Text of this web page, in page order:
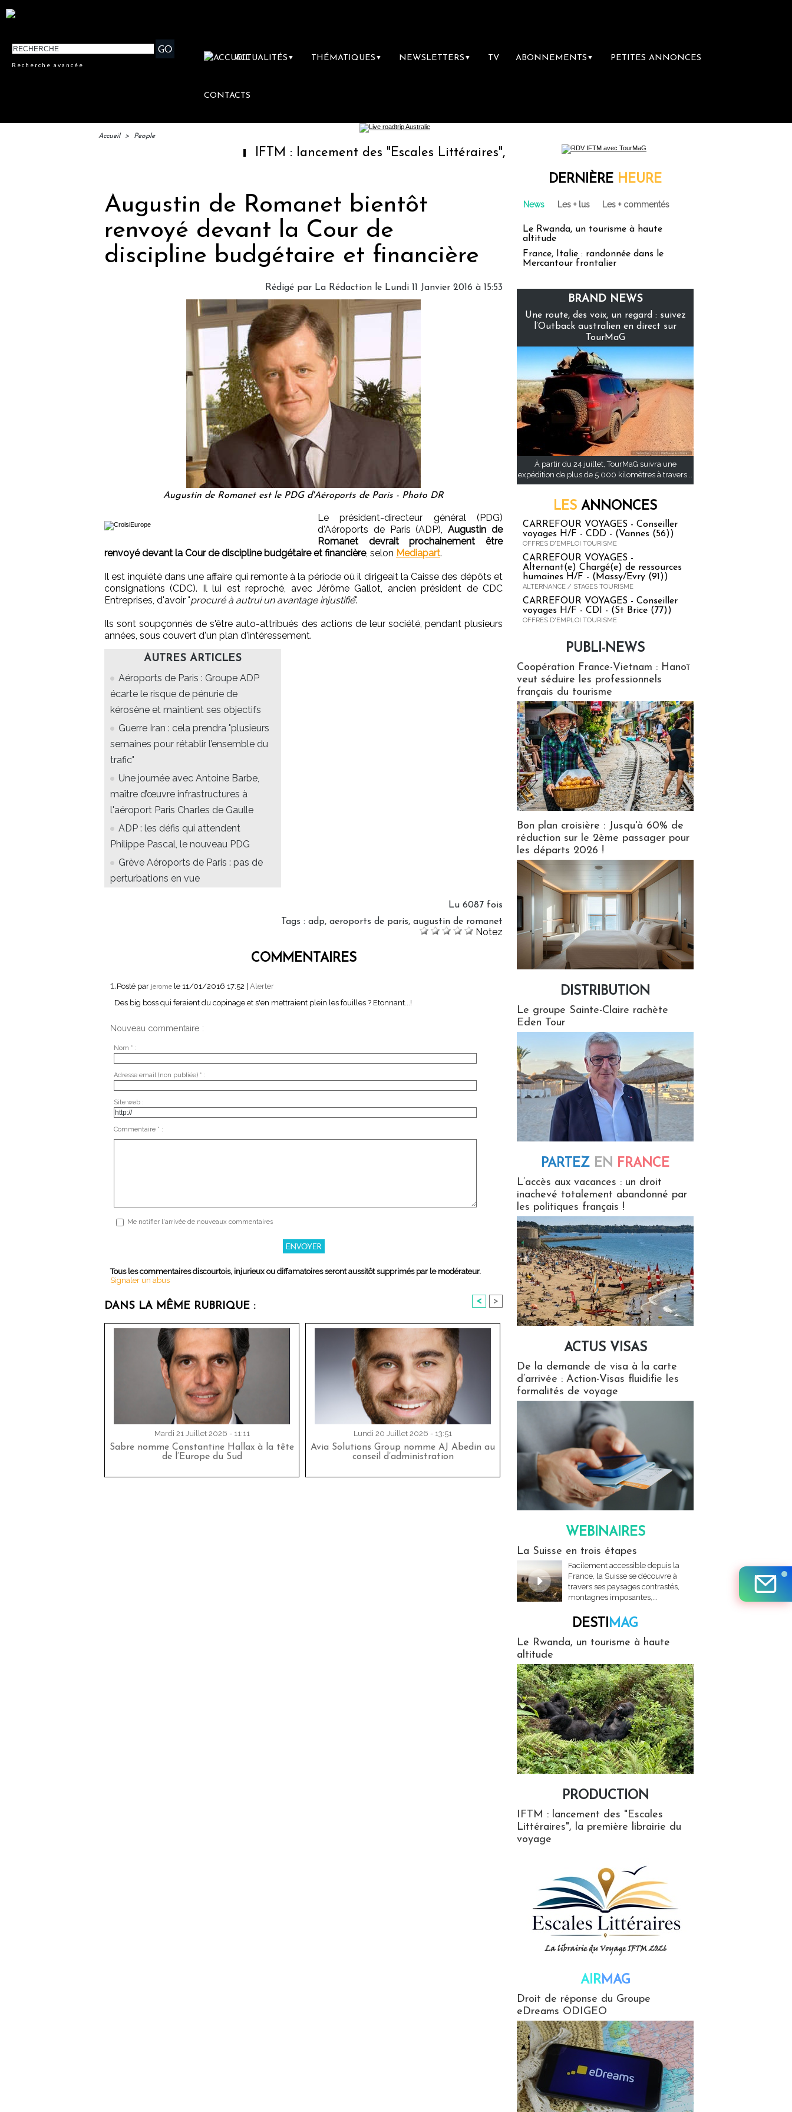
Recherche avancée
ACTUALITÉS ▼ THÉMATIQUES ▼ NEWSLETTERS ▼ TV ABONNEMENTS ▼ PETITES ANNONCES
CONTACTS
Accueil > People
IFTM : lancement des "Escales Littéraires", la première librairie du voyage
Augustin de Romanet bientôt
renvoyé devant la Cour de
discipline budgétaire et financière
Rédigé par La Rédaction le Lundi 11 Janvier 2016 à 15:53
Augustin de Romanet est le PDG d'Aéroports de Paris - Photo DR
Le président-directeur général (PDG)
d'Aéroports de Paris (ADP),Augustin de
Romanet devrait prochainement être
renvoyé devant la Cour de discipline budgétaire et financière, selon Mediapart.
Il est inquiété dans une affaire qui remonte à la période où il dirigeait la Caisse des dépôts et
consignations (CDC). Il lui est reproché, avec Jérôme Gallot, ancien président de CDC
Entreprises, d'avoir "procuré à autrui un avantage injustifié".
Ils sont soupçonnés de s'être auto-attribués des actions de leur société, pendant plusieurs
années, sous couvert d'un plan d'intéressement.
AUTRES ARTICLES
Aéroports de Paris : Groupe ADP
écarte le risque de pénurie de
kérosène et maintient ses objectifs
Guerre Iran : cela prendra "plusieurs
semaines pour rétablir l’ensemble du
trafic"
Une journée avec Antoine Barbe,
maître d’œuvre infrastructures à
l'aéroport Paris Charles de Gaulle
ADP : les défis qui attendent
Philippe Pascal, le nouveau PDG
Grève Aéroports de Paris : pas de
perturbations en vue
Lu 6087 fois
Tags : adp, aeroports de paris, augustin de romanet
Notez
COMMENTAIRES
1.Posté par jerome le 11/01/2016 17:52
Alerter
Des big boss qui feraient du copinage et s'en mettraient plein les fouilles ? Etonnant...!
Nouveau commentaire :
Nom * :
Adresse email (non publiée) * :
Site web :
Commentaire * :
Me notifier l'arrivée de nouveaux commentaires
Tous les commentaires discourtois, injurieux ou diffamatoires seront aussitôt supprimés par le modérateur.
Signaler un abus
DANS LA MÊME RUBRIQUE : < >
Mardi 21 Juillet 2026 - 11:11
Sabre nomme Constantine Hallax à la tête
de l’Europe du Sud
Lundi 20 Juillet 2026 - 13:51
Avia Solutions Group nomme AJ Abedin au
conseil d’administration
DERNIÈRE HEURE
News Les + lus Les + commentés
Le Rwanda, un tourisme à haute
altitude
France, Italie : randonnée dans le
Mercantour frontalier
BRAND NEWS
Une route, des voix, un regard : suivez
l’Outback australien en direct sur
TourMaG
À partir du 24 juillet, TourMaG suivra une
expédition de plus de 5 000 kilomètres à travers...
LES ANNONCES
CARREFOUR VOYAGES - Conseiller
voyages H/F - CDD - (Vannes (56))
OFFRES D'EMPLOI TOURISME
CARREFOUR VOYAGES -
Alternant(e) Chargé(e) de ressources
humaines H/F - (Massy/Evry (91))
ALTERNANCE / STAGES TOURISME
CARREFOUR VOYAGES - Conseiller
voyages H/F - CDI - (St Brice (77))
OFFRES D'EMPLOI TOURISME
PUBLI-NEWS
Coopération France-Vietnam : Hanoï
veut séduire les professionnels
français du tourisme
Bon plan croisière : Jusqu'à 60% de
réduction sur le 2ème passager pour
les départs 2026 !
DISTRIBUTION
Le groupe Sainte-Claire rachète
Eden Tour
PARTEZ EN FRANCE
L’accès aux vacances : un droit
inachevé totalement abandonné par
les politiques français !
ACTUS VISAS
De la demande de visa à la carte
d’arrivée : Action-Visas fluidifie les
formalités de voyage
WEBINAIRES
La Suisse en trois étapes
Facilement accessible depuis la
France, la Suisse se découvre à
travers ses paysages contrastés,
montagnes imposantes,...
DESTIMAG
Le Rwanda, un tourisme à haute
altitude
PRODUCTION
IFTM : lancement des "Escales
Littéraires", la première librairie du
voyage
AIRMAG
Droit de réponse du Groupe
eDreams ODIGEO